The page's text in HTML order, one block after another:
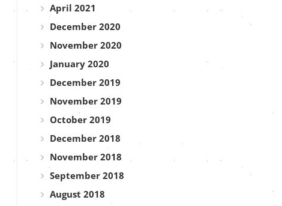
April 2021
December 2020
November 2020
January 2020
December 2019
November 2019
October 2019
December 2018
November 2018
September 2018
August 2018